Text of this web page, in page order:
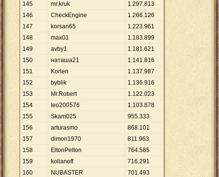
145
mr.kruk 1.297.813
146
CheckEngine 1.266.126
147
korsan65 1.223.961
148
max01 1.183.899
149
avby1 1.181.621
150
наташа21 1.141.816
151
Korlen 1.137.987
152
byblik 1.136.916
153
Mr.Robert 1.122.023
154
leo200576 1.103.878
155
Skam025 955.333
156
arturasmo 868.101
157
dimon1970 811.963
158
EltonPelton 764.585
159
kolianoff 716.291
160
NUBASTER 701.493